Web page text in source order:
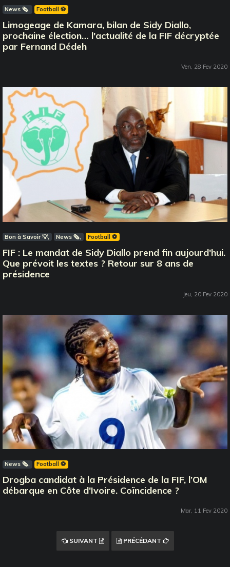
News 🗞️ Football ⚽️
Limogeage de Kamara, bilan de Sidy Diallo,
prochaine élection… l'actualité de la FIF décryptée
par Fernand Dédeh
Ven, 28 Fev 2020
Bon à Savoir 💡 News 🗞️ Football ⚽️
FIF : Le mandat de Sidy Diallo prend fin aujourd'hui.
Que prévoit les textes ? Retour sur 8 ans de
présidence
Jeu, 20 Fev 2020
News 🗞️ Football ⚽️
Drogba candidat à la Présidence de la FIF, l’OM
débarque en Côte d'Ivoire. Coïncidence ?
Mar, 11 Fev 2020
SUIVANT PRÉCÉDANT